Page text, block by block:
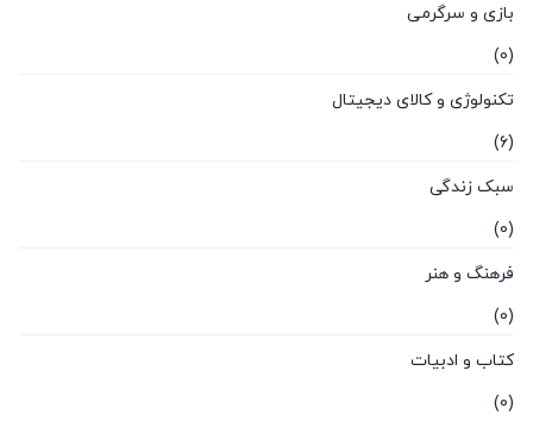
بازی و سرگرمی
(0)
تکنولوژی و کالای دیجیتال
(6)
سبک زندگی
(0)
فرهنگ و هنر
(0)
کتاب و ادبیات
(0)